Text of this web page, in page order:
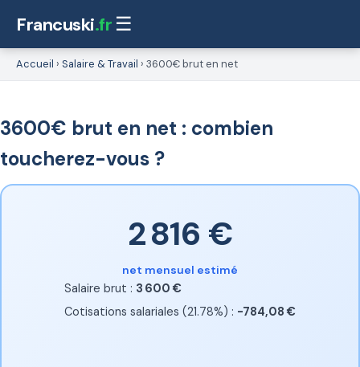
Francuski.fr ☰
Accueil › Salaire & Travail › 3600€ brut en net
3600€ brut en net : combien
toucherez-vous ?
2 816 €
net mensuel estimé
Salaire brut : 3 600 €
Cotisations salariales (21.78%) : -784,08 €